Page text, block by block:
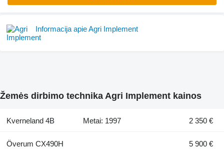
Informacija apie Agri Implement
Žemės dirbimo technika Agri Implement kainos
Kverneland 4B Metai: 1997 2 350 €
Överum CX490H 5 900 €